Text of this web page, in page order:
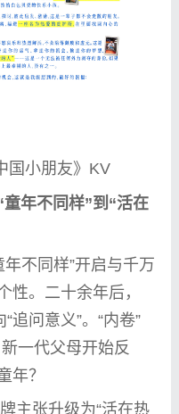
国小朋友》KV
年不同样”到“活在
不同样”开启与千万
性。 二十余年后，
追问意义”。“内卷”
新一代父母开始反
年？
主张升级为“活在热